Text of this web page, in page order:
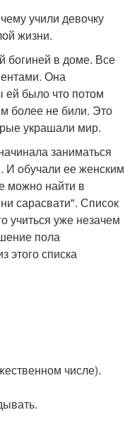
учили девочку
жизни.
богиней в доме. Все
Она
ей было что потом
более не били. Это
украшали мир.
заниматься
И обучали ее женским
можно найти в
сарасвати". Список
учиться уже незачем
пола
этого списка
числе).